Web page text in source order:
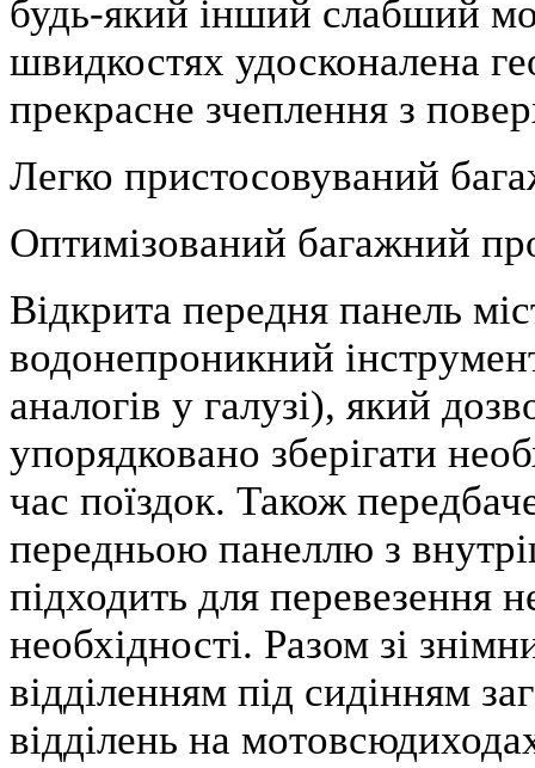
будь-який інший слабший
швидкостях удосконалена
прекрасне зчеплення з
Легко пристосовуваний
Оптимізований багажний
Відкрита передня панель
водонепроникний
аналогів у галузі), який
упорядковано зберігати
час поїздок. Також
передньою панеллю з
підходить для перевезення
необхідності. Разом зі
відділенням під сидінням
відділень на